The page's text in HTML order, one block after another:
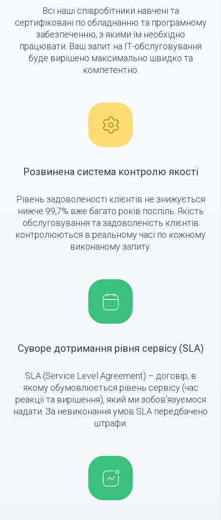
Всі наші співробітники навчені та
сертифіковані по обладнанню та програмному
забезпеченню, з якими їм необхідно
працювати. Ваш запит на ІТ-обслуговування
буде вирішено максимально швидко та
компетентно.
Розвинена система контролю якості
Рівень задоволеності клієнтів не знижується
нижче 99,7% вже багато років поспіль. Якість
обслуговування та задоволеність клієнтів
контролюються в реальному часі по кожному
виконаному запиту.
Суворе дотримання рівня сервісу (SLA)
SLA (Service Level Agreement) – договір, в
якому обумовлюється рівень сервісу (час
реакції та вирішення), який ми зобов’язуємося
надати. За невиконання умов SLA передбачено
штрафи.